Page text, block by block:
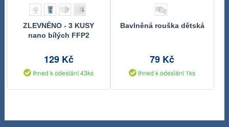
ZLEVNĚNO - 3 KUSY
nano bílých FFP2
129 Kč
Ihned k odeslání 43ks
Bavlněná rouška dětská
79 Kč
Ihned k odeslání 1ks